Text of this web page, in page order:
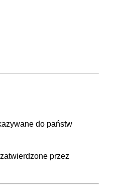
do państw
przez